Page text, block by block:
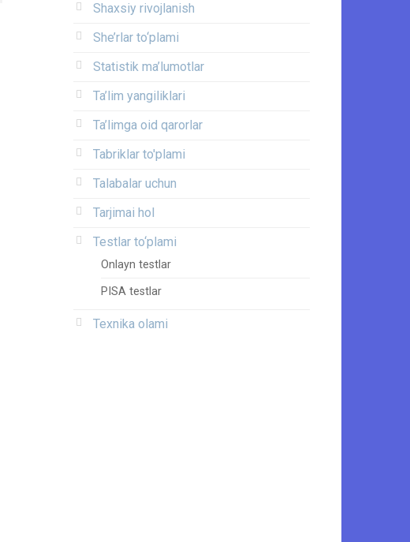
Shaxsiy rivojlanish
She’rlar to‘plami
Statistik ma’lumotlar
Ta’lim yangiliklari
Ta’limga oid qarorlar
Tabriklar to'plami
Talabalar uchun
Tarjimai hol
Testlar to‘plami
Onlayn testlar
PISA testlar
Texnika olami